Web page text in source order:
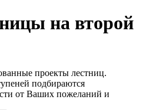
на второй
проекты лестниц.
подбираются
от Ваших пожеланий и